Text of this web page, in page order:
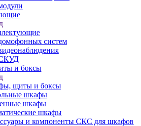
систем
и боксы
щиты и боксы
шкафы
шкафы
шкафы
и компоненты СКС для шкафов